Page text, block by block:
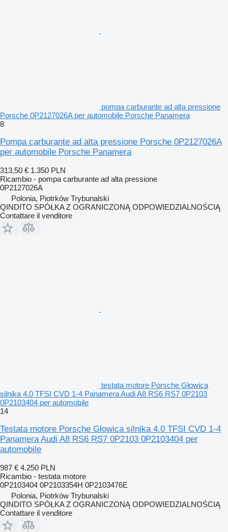
pompa carburante ad alta pressione
Porsche 0P2127026A per automobile Porsche Panamera
8
Pompa carburante ad alta pressione Porsche 0P2127026A
per automobile Porsche Panamera
313,50 € 1.350 PLN
Ricambio - pompa carburante ad alta pressione
0P2127026A
Polonia, Piotrków Trybunalski
QINDITO SPÓŁKA Z OGRANICZONĄ ODPOWIEDZIALNOŚCIĄ
Contattare il venditore
testata motore Porsche Głowica
silnika 4.0 TFSI CVD 1-4 Panamera Audi A8 RS6 RS7 0P2103
0P2103404 per automobile
14
Testata motore Porsche Głowica silnika 4.0 TFSI CVD 1-4
Panamera Audi A8 RS6 RS7 0P2103 0P2103404 per
automobile
987 € 4.250 PLN
Ricambio - testata motore
0P2103404 0P2103354H 0P2103476E
Polonia, Piotrków Trybunalski
QINDITO SPÓŁKA Z OGRANICZONĄ ODPOWIEDZIALNOŚCIĄ
Contattare il venditore